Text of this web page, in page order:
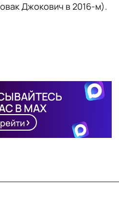
Джокович в 2016-м).
В MAX